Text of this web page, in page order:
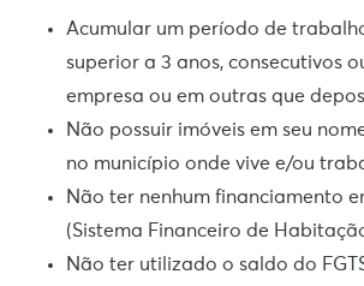
Acumular um período de
superior a 3 anos, consecutivos
empresa ou em outras que
Não possuir imóveis em seu
no município onde vive e/ou
Não ter nenhum financiamento
(Sistema Financeiro de
Não ter utilizado o saldo do